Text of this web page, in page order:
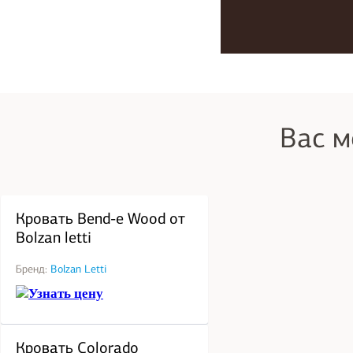
Вас
Кровать Bend-e Wood от
Bolzan letti
Бренд: Bolzan Letti
Узнать цену
Кровать Colorado